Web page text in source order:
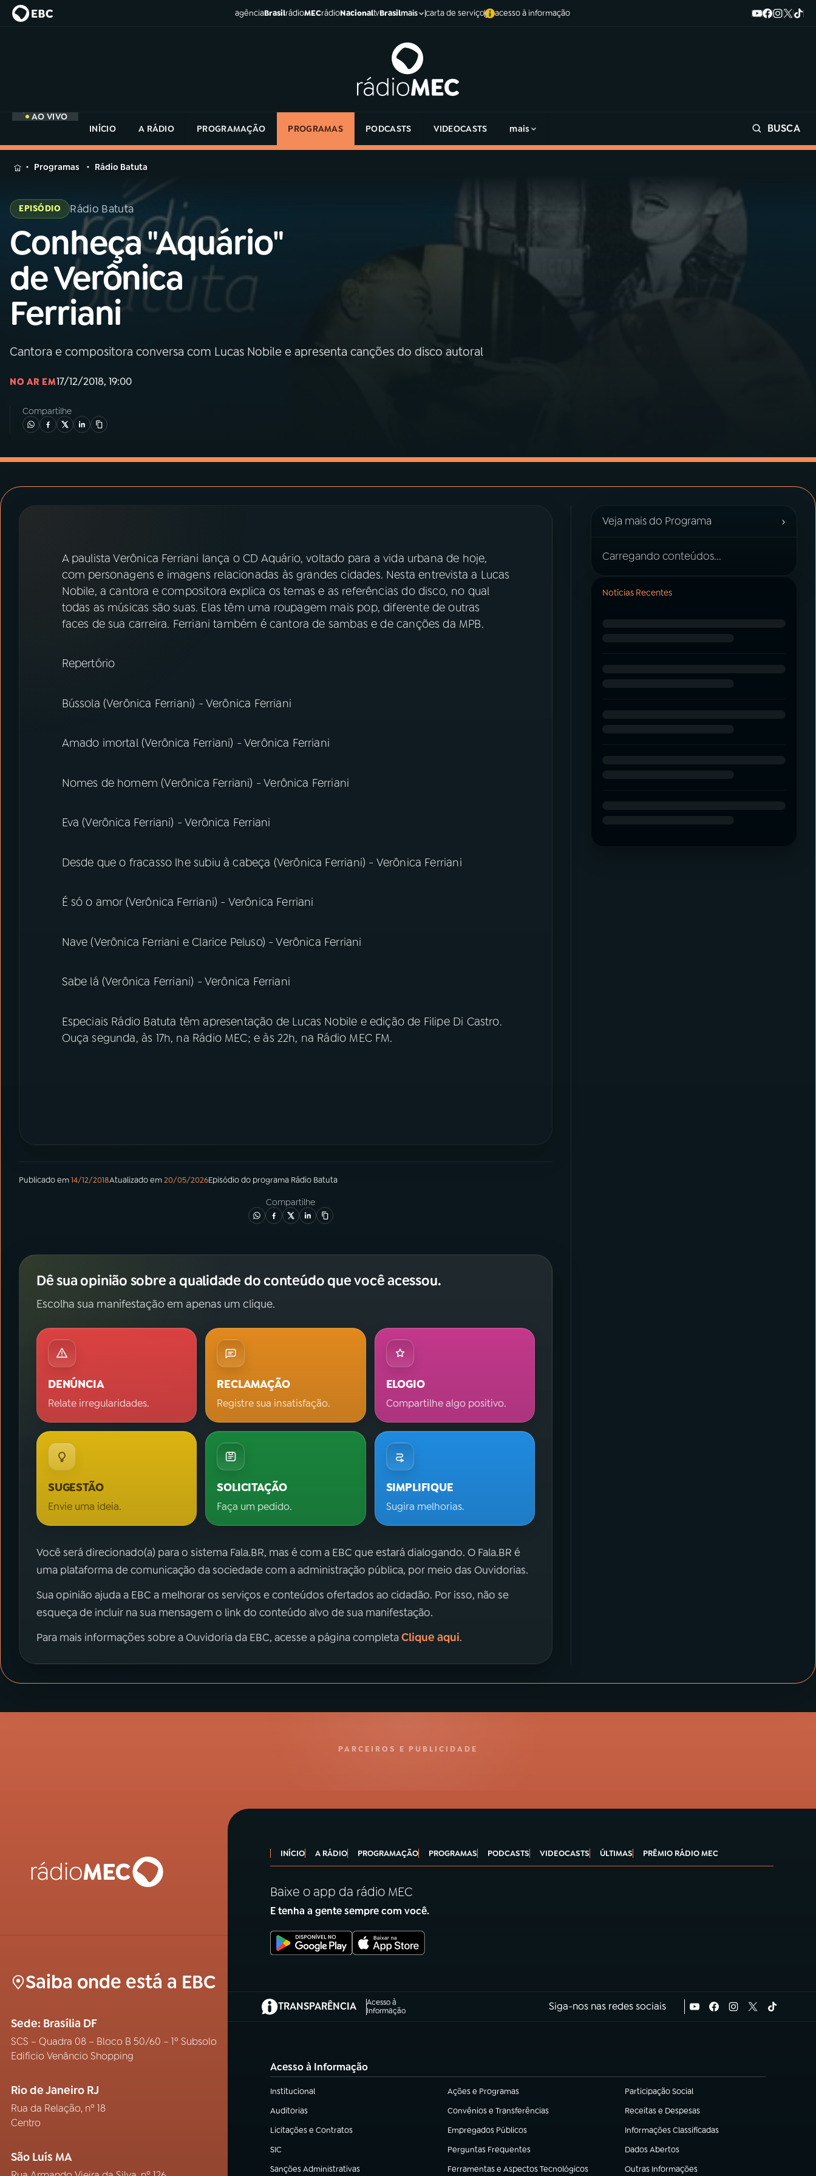
agênciaBrasilrádioMECrádioNacionaltvBrasilmais carta de serviço acesso à informação
AO VIVO
INÍCIO
A RÁDIO PROGRAMAÇÃO PROGRAMAS PODCASTS VIDEOCASTS mais BUSCA
MENU
Buscar
na
Rádio
MEC
Buscar
Início
01INÍCIO
03PROGRAMAÇÃO
04PROGRAMAS
PRÊMIO RÁDIO MEC
ACOMPANHE A RÁDIO MEC
na
Rádio
Programas Rádio Batuta
EPISÓDIO Rádio Batuta
Conheça "Aquário"
de Verônica
Ferriani
Cantora e compositora conversa com Lucas Nobile e apresenta canções do disco autoral
NO AR EM17/12/2018, 19:00
Compartilhe
A paulista Verônica Ferriani lança o CD Aquário, voltado para a vida urbana de hoje,
com personagens e imagens relacionadas às grandes cidades. Nesta entrevista a Lucas
Nobile, a cantora e compositora explica os temas e as referências do disco, no qual
todas as músicas são suas. Elas têm uma roupagem mais pop, diferente de outras
faces de sua carreira. Ferriani também é cantora de sambas e de canções da MPB.
Repertório
Bússola (Verônica Ferriani) - Verônica Ferriani
Amado imortal (Verônica Ferriani) - Verônica Ferriani
Nomes de homem (Verônica Ferriani) - Verônica Ferriani
Eva (Verônica Ferriani) - Verônica Ferriani
Desde que o fracasso lhe subiu à cabeça (Verônica Ferriani) - Verônica Ferriani
É só o amor (Verônica Ferriani) - Verônica Ferriani
Nave (Verônica Ferriani e Clarice Peluso) - Verônica Ferriani
Sabe lá (Verônica Ferriani) - Verônica Ferriani
Especiais Rádio Batuta têm apresentação de Lucas Nobile e edição de Filipe Di Castro.
Ouça segunda, às 17h, na Rádio MEC; e às 22h, na Rádio MEC FM.
Publicado em14/12/2018Atualizado em20/05/2026Episódiodo programa Rádio Batuta
Compartilhe
Dê sua opinião sobre a qualidade do conteúdo que você acessou.
Escolha sua manifestação em apenas um clique.
DENÚNCIA
Relate irregularidades.
RECLAMAÇÃO
Registre sua insatisfação.
ELOGIO
Compartilhe algo positivo.
SUGESTÃO
Envie uma ideia.
SOLICITAÇÃO
Faça um pedido.
SIMPLIFIQUE
Sugira melhorias.
Você será direcionado(a) para o sistema Fala.BR, mas é com a EBC que estará dialogando. O Fala.BR é
uma plataforma de comunicação da sociedade com a administração pública, por meio das Ouvidorias.
Sua opinião ajuda a EBC a melhorar os serviços e conteúdos ofertados ao cidadão. Por isso, não se
esqueça de incluir na sua mensagem o link do conteúdo alvo de sua manifestação.
Para mais informações sobre a Ouvidoria da EBC, acesse a página completaClique aqui.
Veja mais do Programa ›
Carregando conteúdos...
Notícias Recentes
PARCEIROS E PUBLICIDADE
Saiba onde está a EBC
Sede: Brasília DF
SCS – Quadra 08 – Bloco B 50/60 – 1º Subsolo
Edifício Venâncio Shopping
Rio de Janeiro RJ
Rua da Relação, nº 18
Centro
São Luís MA
INÍCIO A RÁDIO PROGRAMAÇÃO PROGRAMAS PODCASTS VIDEOCASTS ÚLTIMAS PRÊMIO RÁDIO MEC
Baixe o app da rádio MEC
E tenha a gente sempre com você.
TRANSPARÊNCIA
Acesso à
Informação
(abre em nova aba) Siga-nos nas redes sociais
Acesso à Informação
Institucional
(abre em nova aba) Ações e Programas
(abre em nova aba) Participação Social
(abre em nova aba)
Auditorias
(abre em nova aba) Convênios e Transferências
(abre em nova aba) Receitas e Despesas
(abre em nova aba)
Licitações e Contratos
(abre em nova aba) Empregados Públicos
(abre em nova aba) Informações Classificadas
(abre em nova aba)
SIC
(abre em nova aba) Perguntas Frequentes
(abre em nova aba) Dados Abertos
(abre em nova aba)
Sanções Administrativas
(abre em nova aba) Ferramentas e Aspectos Tecnológicos
(abre em nova aba) Outras Informações
(abre em nova aba)